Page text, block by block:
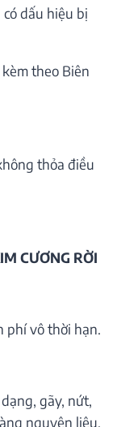
dấu hiệu bị
theo Biên
thỏa điều
CƯƠNG RỜI
phí vô thời hạn.
gãy, nứt,
nguyên liệu.